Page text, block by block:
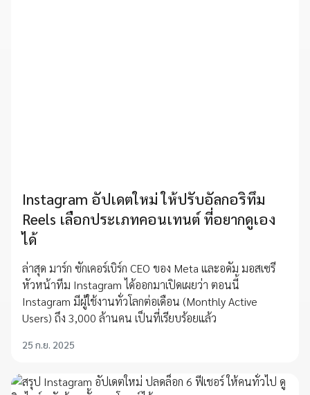
Instagram อัปเดตใหม่ ให้ปรับอัลกอริทึม
Reels เลือกประเภทคอนเทนต์ ที่อยากดูเอง
ได้
ล่าสุด มาร์ก ซักเคอร์เบิร์ก CEO ของ Meta และอดัม มอสเซรี
หัวหน้าทีม Instagram ได้ออกมาเปิดเผยว่า ตอนนี้
Instagram มีผู้ใช้งานทั่วโลกต่อเดือน (Monthly Active
Users) ถึง 3,000 ล้านคน เป็นที่เรียบร้อยแล้ว
25 ก.ย. 2025